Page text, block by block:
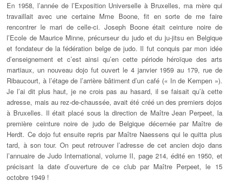
En 1958, l’année de l’Exposition Universelle à Bruxelles, ma mère qui
travaillait avec une certaine Mme Boone, fit en sorte de me faire
rencontrer le mari de celle-ci. Joseph Boone était ceinture noire de
l’Ecole de Maurice Minne, précurseur du judo et du ju-jitsu en Belgique
et fondateur de la fédération belge de judo. Il fut conquis par mon idée
d’enseignement et c’est ainsi qu’en cette période héroïque des arts
martiaux, un nouveau dojo fut ouvert le 4 janvier 1959 au 179, rue de
Ribaucourt, à l’étage de l’arrière bâtiment d’un café (« In de Kempen »).
Je l’ai dit plus haut, je ne crois pas au hasard, il se faisait qu’à cette
adresse, mais au rez-de-chaussée, avait été créé un des premiers dojos
à Bruxelles. Il était placé sous la direction de Maître Jean Perpeet, la
première ceinture noire de judo de Belgique décernée par Maître de
Herdt. Ce dojo fut ensuite repris par Maître Naessens qui le quitta plus
tard, à son tour. On peut retrouver l’adresse de cet ancien dojo dans
l’annuaire de Judo International, volume II, page 214, édité en 1950, et
précisant la date d’ouverture de ce club par Maître Perpeet, le 15
octobre 1949 !